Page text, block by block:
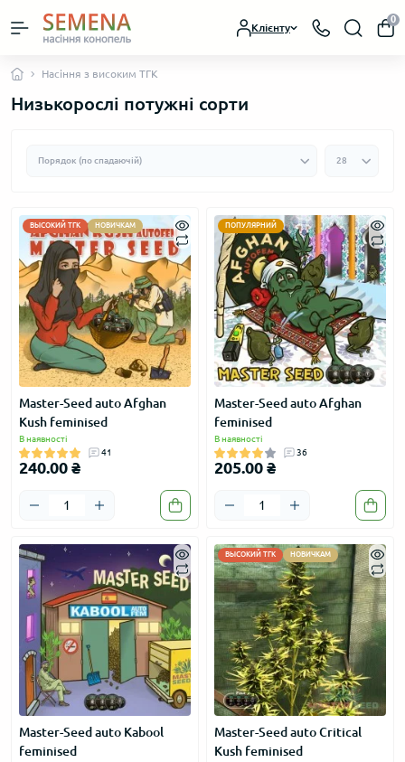
Клієнту
0
Насіння з високим ТГК
Низькорослі потужні сорти
ВЫСОКИЙ ТГК НОВИЧКАМ
Master-Seed auto Afghan
Kush feminised
В наявності
41
240.00 ₴
ПОПУЛЯРНИЙ
Master-Seed auto Afghan
feminised
В наявності
36
205.00 ₴
Master-Seed auto Kabool
feminised
ВЫСОКИЙ ТГК НОВИЧКАМ
Master-Seed auto Critical
Kush feminised